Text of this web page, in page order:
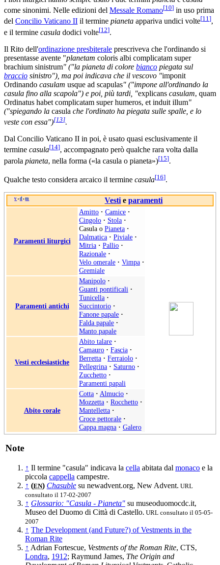
come sinonimi. Nelle edizioni del Messale Romano[10] in uso prima
del Concilio Vaticano II il termine pianeta appariva undici volte[11],
e il termine casula dodici volte[12].
Il Rito dell'ordinazione presbiterale prescriveva che l'ordinando si
presentasse avente "planetam coloris albi complicatam super
brachium sinistrum" ("la pianeta di colore bianco piegata sul
braccio sinistro"), ma poi indicava che il vescovo "imponit
Ordinando casulam usque ad scapulas" ("impone all'ordinando la
casula fino alla scapola") e poi, più tardi, "explicans casulam, quam
Ordinatus habet complicatam super humeros, et induit illum"
("spiegando la casula che l'ordinato ha piegata sulle spalle, e lo
veste con essa")[13].
Dal Concilio Vaticano II in poi, è usato quasi esclusivamente il
termine casula[14], accompagnato però qualche rara volta dalla
parola pianeta, nella forma («la casula o pianeta»)[15].
Qualche testo considera arcaico il termine casula[16].
v • d • m Vesti eparamenti
Paramenti liturgici
Amitto · Camice ·
Cingolo · Stola ·
Casula o Pianeta ·
Dalmatica · Piviale ·
Mitria · Pallio ·
Razionale ·
Velo omerale · Vimpa ·
Gremiale
Paramenti antichi
Manipolo ·
Guanti pontificali ·
Tunicella ·
Succintorio ·
Fanone papale ·
Falda papale ·
Manto papale
Vesti ecclesiastiche
Abito talare ·
Camauro · Fascia ·
Berretta · Ferraiolo ·
Pellegrina · Saturno ·
Zucchetto ·
Paramenti papali
Abito corale
Cotta · Almucio ·
Mozzetta · Rocchetto ·
Mantelletta ·
Croce pettorale ·
Cappa magna · Galero
Note
↑ Il termine "casula" indicava la cella abitata dal monaco e la
piccola cappella campestre.
↑ (EN) Chasuble su newadvent.org, New Advent. URL
consultato il 17-02-2007
↑ Glossario: "Casula - Pianeta" su museoduomocdc.it,
Museo del Duomo di Città di Castello. URL consultato il 05-05-
2007
↑ The Development (and Future?) of Vestments in the
Roman Rite
↑ Adrian Fortescue, Vestments of the Roman Rite, CTS,
Londra, 1912; Raymund James, The Origin and